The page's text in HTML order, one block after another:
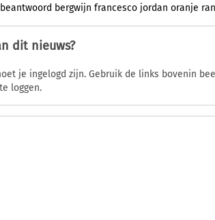
beantwoord bergwijn francesco jordan oranje
dit nieuws?
je ingelogd zijn. Gebruik de links bovenin
loggen.